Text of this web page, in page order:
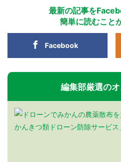
最新の記事を
簡単に読むこと
Facebook
編集部厳選の